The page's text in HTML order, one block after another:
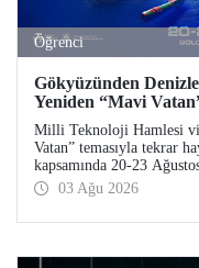
Öğrenci
Gökyüzünden
Yeniden “Mavi
Milli Teknoloji Hamlesi
Vatan” temasıyla tekrar
kapsamında 20-23
Komutanlığı’nda
denizcilik ve su altı
03 Ağu 2026